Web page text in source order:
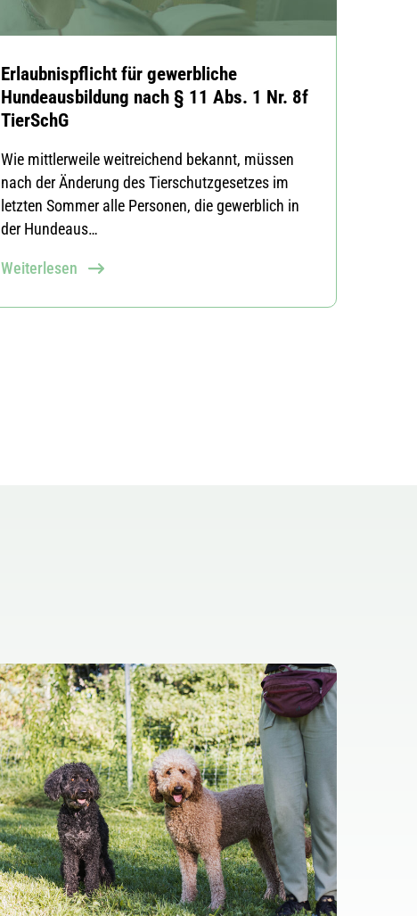
Erlaubnispflicht für gewerbliche
Hundeausbildung nach § 11 Abs. 1 Nr. 8f
TierSchG
Wie mittlerweile weitreichend bekannt, müssen
nach der Änderung des Tierschutzgesetzes im
letzten Sommer alle Personen, die gewerblich in
der Hundeaus…
Weiterlesen